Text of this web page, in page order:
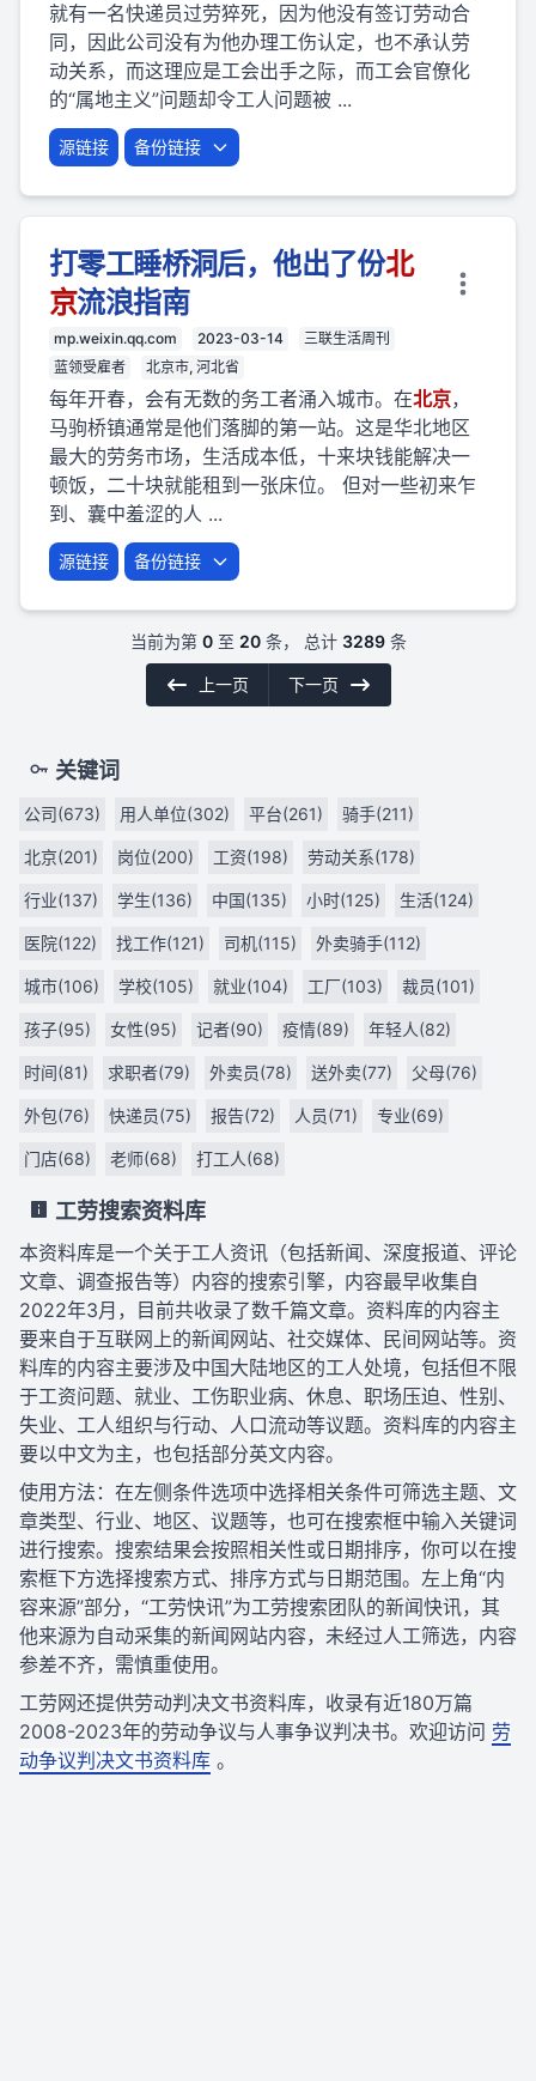
就有一名快递员过劳猝死，因为他没有签订劳动合
同，因此公司没有为他办理工伤认定，也不承认劳
动关系，而这理应是工会出手之际，而工会官僚化
的“属地主义”问题却令工人问题被 ...
源链接 备份链接
打零工睡桥洞后，他出了份北
京流浪指南
mp.weixin.qq.com 2023-03-14
三联生活周刊
蓝领受雇者
北京市, 河北省
每年开春，会有无数的务工者涌入城市。在北京，
马驹桥镇通常是他们落脚的第一站。这是华北地区
最大的劳务市场，生活成本低，十来块钱能解决一
顿饭，二十块就能租到一张床位。 但对一些初来乍
到、囊中羞涩的人 ...
源链接 备份链接
当前为第 0至 20条， 总计 3289条
上一页 下一页
关键词
公司(673) 用人单位(302) 平台(261) 骑手(211)
北京(201) 岗位(200) 工资(198) 劳动关系(178)
行业(137) 学生(136) 中国(135) 小时(125) 生活(124)
医院(122) 找工作(121) 司机(115) 外卖骑手(112)
城市(106) 学校(105) 就业(104) 工厂(103) 裁员(101)
孩子(95) 女性(95) 记者(90) 疫情(89) 年轻人(82)
时间(81) 求职者(79) 外卖员(78) 送外卖(77) 父母(76)
外包(76) 快递员(75) 报告(72) 人员(71) 专业(69)
门店(68) 老师(68) 打工人(68)
工劳搜索资料库
本资料库是一个关于工人资讯（包括新闻、深度报道、评论
文章、调查报告等）内容的搜索引擎，内容最早收集自
2022年3月，目前共收录了数千篇文章。资料库的内容主
要来自于互联网上的新闻网站、社交媒体、民间网站等。资
料库的内容主要涉及中国大陆地区的工人处境，包括但不限
于工资问题、就业、工伤职业病、休息、职场压迫、性别、
失业、工人组织与行动、人口流动等议题。资料库的内容主
要以中文为主，也包括部分英文内容。
使用方法：在左侧条件选项中选择相关条件可筛选主题、文
章类型、行业、地区、议题等，也可在搜索框中输入关键词
进行搜索。搜索结果会按照相关性或日期排序，你可以在搜
索框下方选择搜索方式、排序方式与日期范围。左上角“内
容来源”部分，“工劳快讯”为工劳搜索团队的新闻快讯，其
他来源为自动采集的新闻网站内容，未经过人工筛选，内容
参差不齐，需慎重使用。
工劳网还提供劳动判决文书资料库，收录有近180万篇
2008-2023年的劳动争议与人事争议判决书。欢迎访问 劳
动争议判决文书资料库 。